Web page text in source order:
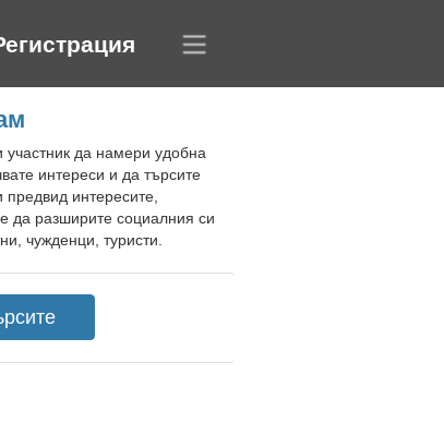
участник да намери удобна
интереси и да търсите
интересите,
да разширите социалния си
чужденци, туристи.